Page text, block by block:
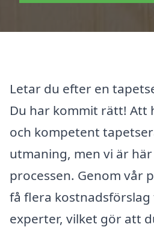
Letar du efter en
Du har kommit rätt! Att
och kompetent
utmaning, men vi är
processen. Genom vår
få flera kostnadsförslag
experter, vilket gör att